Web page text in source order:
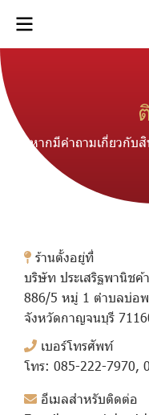
หากมีคำถามเกี่ยวกับ
ร้านตั้งอยู่ที่
บริษัท ประเสริฐพานิชค้
886/5 หมู่ 1 ตำบลบ่อ
จังหวัดกาญจนบุรี
เบอร์โทรศัพท์
โทร: 085-222-7970,
อีเมลสำหรับติดต่อ